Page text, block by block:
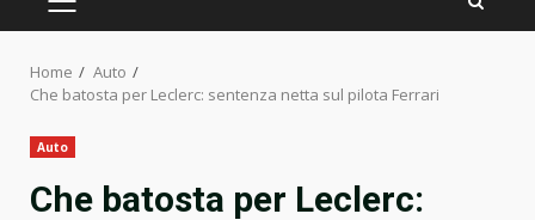
PRIMARY
Home
Auto
Che batosta per Leclerc: sentenza netta sul pilota Ferrari
Auto
Che batosta per Leclerc: